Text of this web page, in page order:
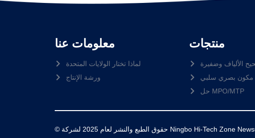
معلومات عنا
لماذا تختار الولايات المتحدة
ورشة الإنتاج
منتجات
الألياف وضفيرة
مكون بصري سلبي
حل MPO/MTP
© حقوق الطبع والنشر لعام 2025 لشركة Ningbo Hi-Tech Zone Newsunn Optronics